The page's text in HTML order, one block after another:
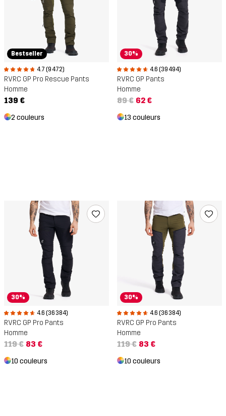
Bestseller
4.7 (9 472)
RVRC GP Pro Rescue Pants
Homme
139 €
2 couleurs
30%
4.6 (39 494)
RVRC GP Pants
Homme
89 € 62 €
13 couleurs
30%
4.6 (36 384)
RVRC GP Pro Pants
Homme
119 € 83 €
10 couleurs
30%
4.6 (36 384)
RVRC GP Pro Pants
Homme
119 € 83 €
10 couleurs